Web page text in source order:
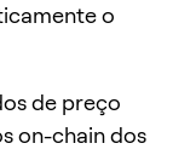
o
de preço
on-chain dos